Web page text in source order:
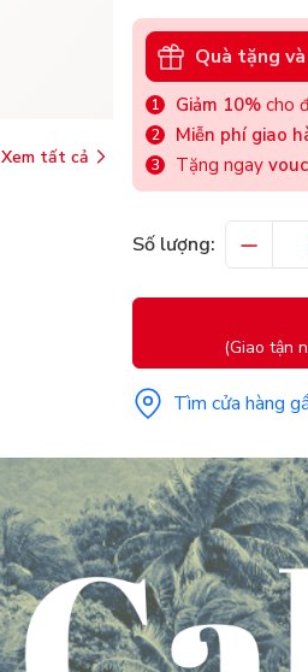
Xem tất cả
Quà tặng
Giảm 10% cho
Miễn phí giao
Tặng ngay
Số lượng:
(Giao tận
Tìm cửa hàng